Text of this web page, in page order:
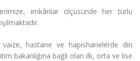
imkânlar ölçüsünde her türlü
hastane ve hapishanelerde din
bakanlığına bağlı olan ilk, orta ve lise